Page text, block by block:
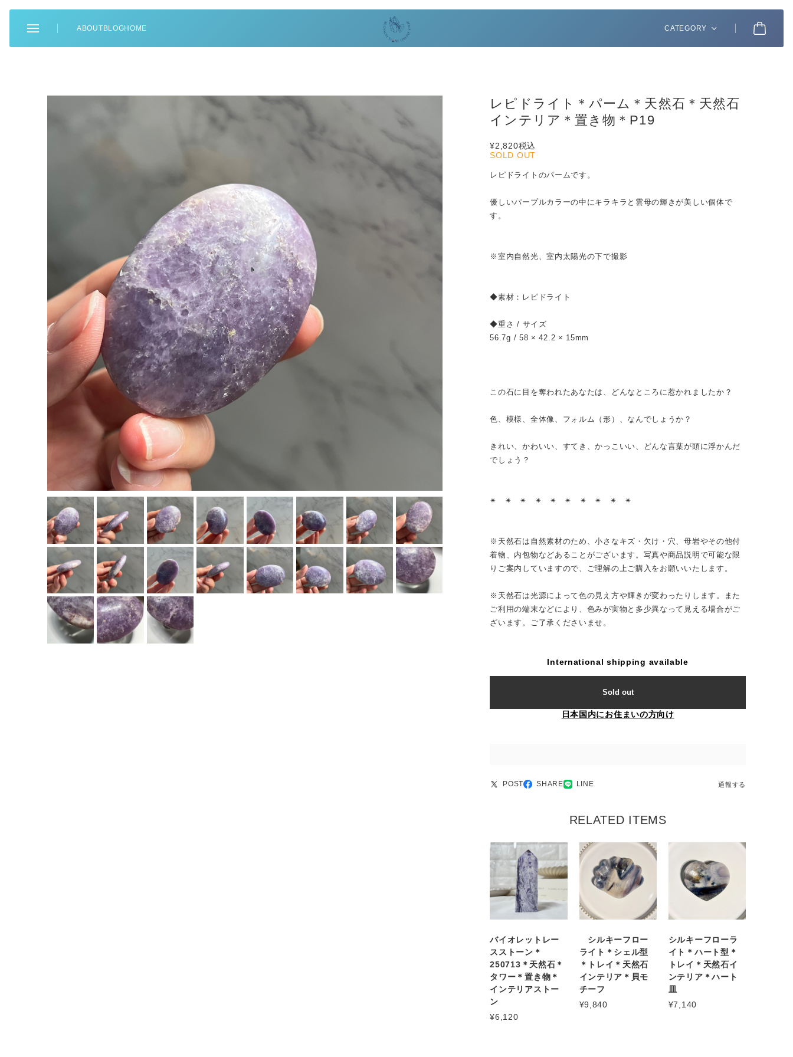
ABOUTBLOGHOME CATEGORY
レピドライト＊パーム＊天然石＊天然石
インテリア＊置き物＊P19
¥2,820税込
SOLD OUT
レピドライトのパームです。
優しいパープルカラーの中にキラキラと雲母の輝きが美しい個体で
す。
※室内自然光、室内太陽光の下で撮影
◆素材：レピドライト
◆重さ / サイズ
56.7g / 58 × 42.2 × 15mm
この石に目を奪われたあなたは、どんなところに惹かれましたか？
色、模様、全体像、フォルム（形）、なんでしょうか？
きれい、かわいい、すてき、かっこいい、どんな言葉が頭に浮かんだ
でしょう？
✴︎ ✴︎ ✴︎ ✴︎ ✴︎ ✴︎ ✴︎ ✴︎ ✴︎ ✴︎
※天然石は自然素材のため、小さなキズ・欠け・穴、母岩やその他付
着物、内包物などあることがございます。写真や商品説明で可能な限
りご案内していますので、ご理解の上ご購入をお願いいたします。
※天然石は光源によって色の見え方や輝きが変わったりします。また
ご利用の端末などにより、色みが実物と多少異なって見える場合がご
ざいます。ご了承くださいませ。
International shipping available
Sold out
日本国内にお住まいの方向け
POST SHARE LINE 通報する
RELATED ITEMS
バイオレットレー
スストーン＊
250713＊天然石＊
タワー＊置き物＊
インテリアストー
ン
¥6,120
シルキーフロー
ライト＊シェル型
＊トレイ＊天然石
インテリア＊貝モ
チーフ
¥9,840
シルキーフローラ
イト＊ハート型＊
トレイ＊天然石イ
ンテリア＊ハート
皿
¥7,140